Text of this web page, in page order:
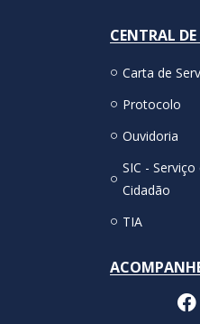
CENTRAL
Carta de
Protocolo
Ouvidoria
SIC -
Cidadão
TIA